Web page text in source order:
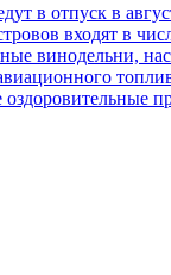
в отпуск в
входят в
винодельни,